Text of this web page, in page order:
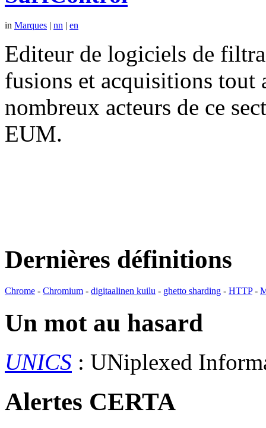
in Marques | nn | en
Editeur de logiciels de
fusions et acquisitions tout
nombreux acteurs de ce
EUM.
Dernières définitions
Chrome - Chromium - digitaalinen kuilu - ghetto sharding - HTTP-
Un mot au hasard
UNICS : UNiplexed
Alertes CERTA